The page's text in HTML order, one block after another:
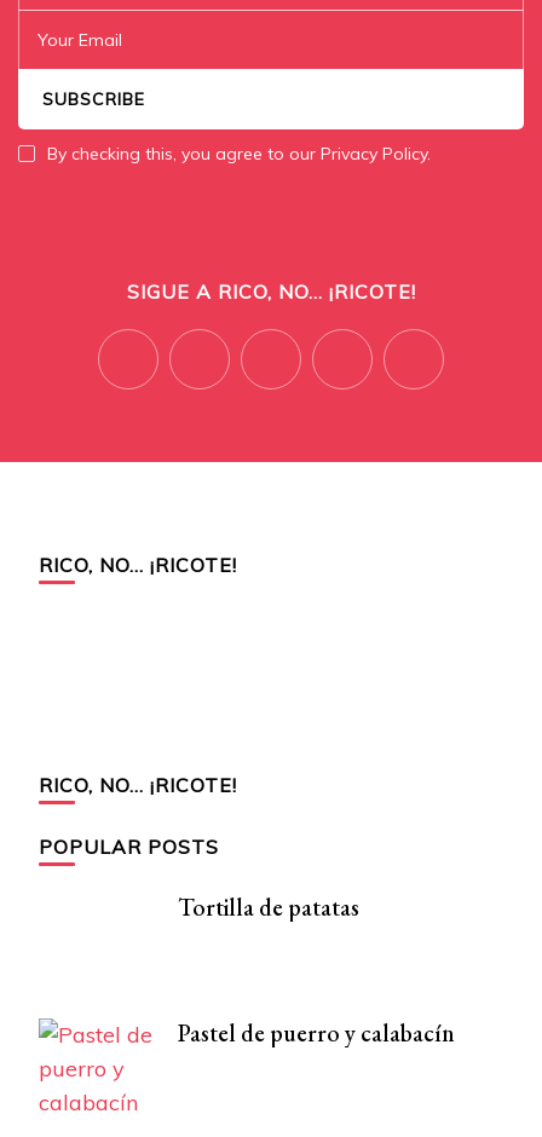
By checking this, you agree to our Privacy Policy.
SIGUE A RICO, NO... ¡RICOTE!
RICO, NO… ¡RICOTE!
RICO, NO… ¡RICOTE!
POPULAR POSTS
Tortilla de patatas
Pastel de puerro y calabacín